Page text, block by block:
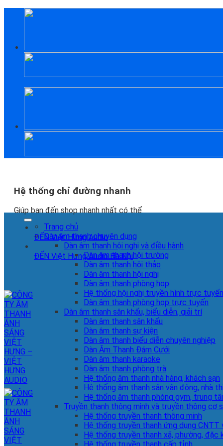
Hệ thống chỉ đường nhanh
Giúp bạn đến shop nhanh nhất có thể
ĐẾN Việt Hưng Audio
ĐẾN Việt Hưng Audio Hà Nội
Trang chủ
Dàn âm thanh chuyên dụng
Dàn âm thanh hội nghị và điều hành
Dàn âm thanh hội trường
Dàn âm thanh hội thảo
Dàn âm thanh hội nghị
Dàn âm thanh phòng họp
Hệ thống hội nghị truyền hình trực tuyến
Dàn âm thanh phòng họp trực tuyến
Dàn âm thanh sân khấu, biểu diễn, giải trí
Dàn âm thanh sân khấu
Dàn âm thanh sự kiện
Dàn âm thanh biểu diễn chuyên nghiệp
Dàn Âm Thanh Đám Cưới
Dàn âm thanh karaoke
Dàn âm thanh phòng trà
Hệ thống âm thanh nhà hàng, khách sạn
Hệ thống âm thanh sân vận động, nhà
Hệ thống âm thanh phòng gym, trung
Truyền thanh thông minh và truyền thông cơ
Hệ thống truyền thanh thông minh
Hệ thống truyền thanh ứng dụng CNTT
Hệ thống truyền thanh xã, phường, đặc